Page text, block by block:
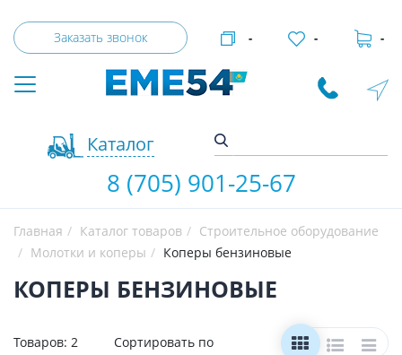
Заказать звонок
Каталог
- - -
8 (705) 901-25-67
Главная Каталог товаров
Строительное оборудование
Молотки и коперы
Коперы бензиновые
КОПЕРЫ БЕНЗИНОВЫЕ
Товаров: 2
Сортировать по